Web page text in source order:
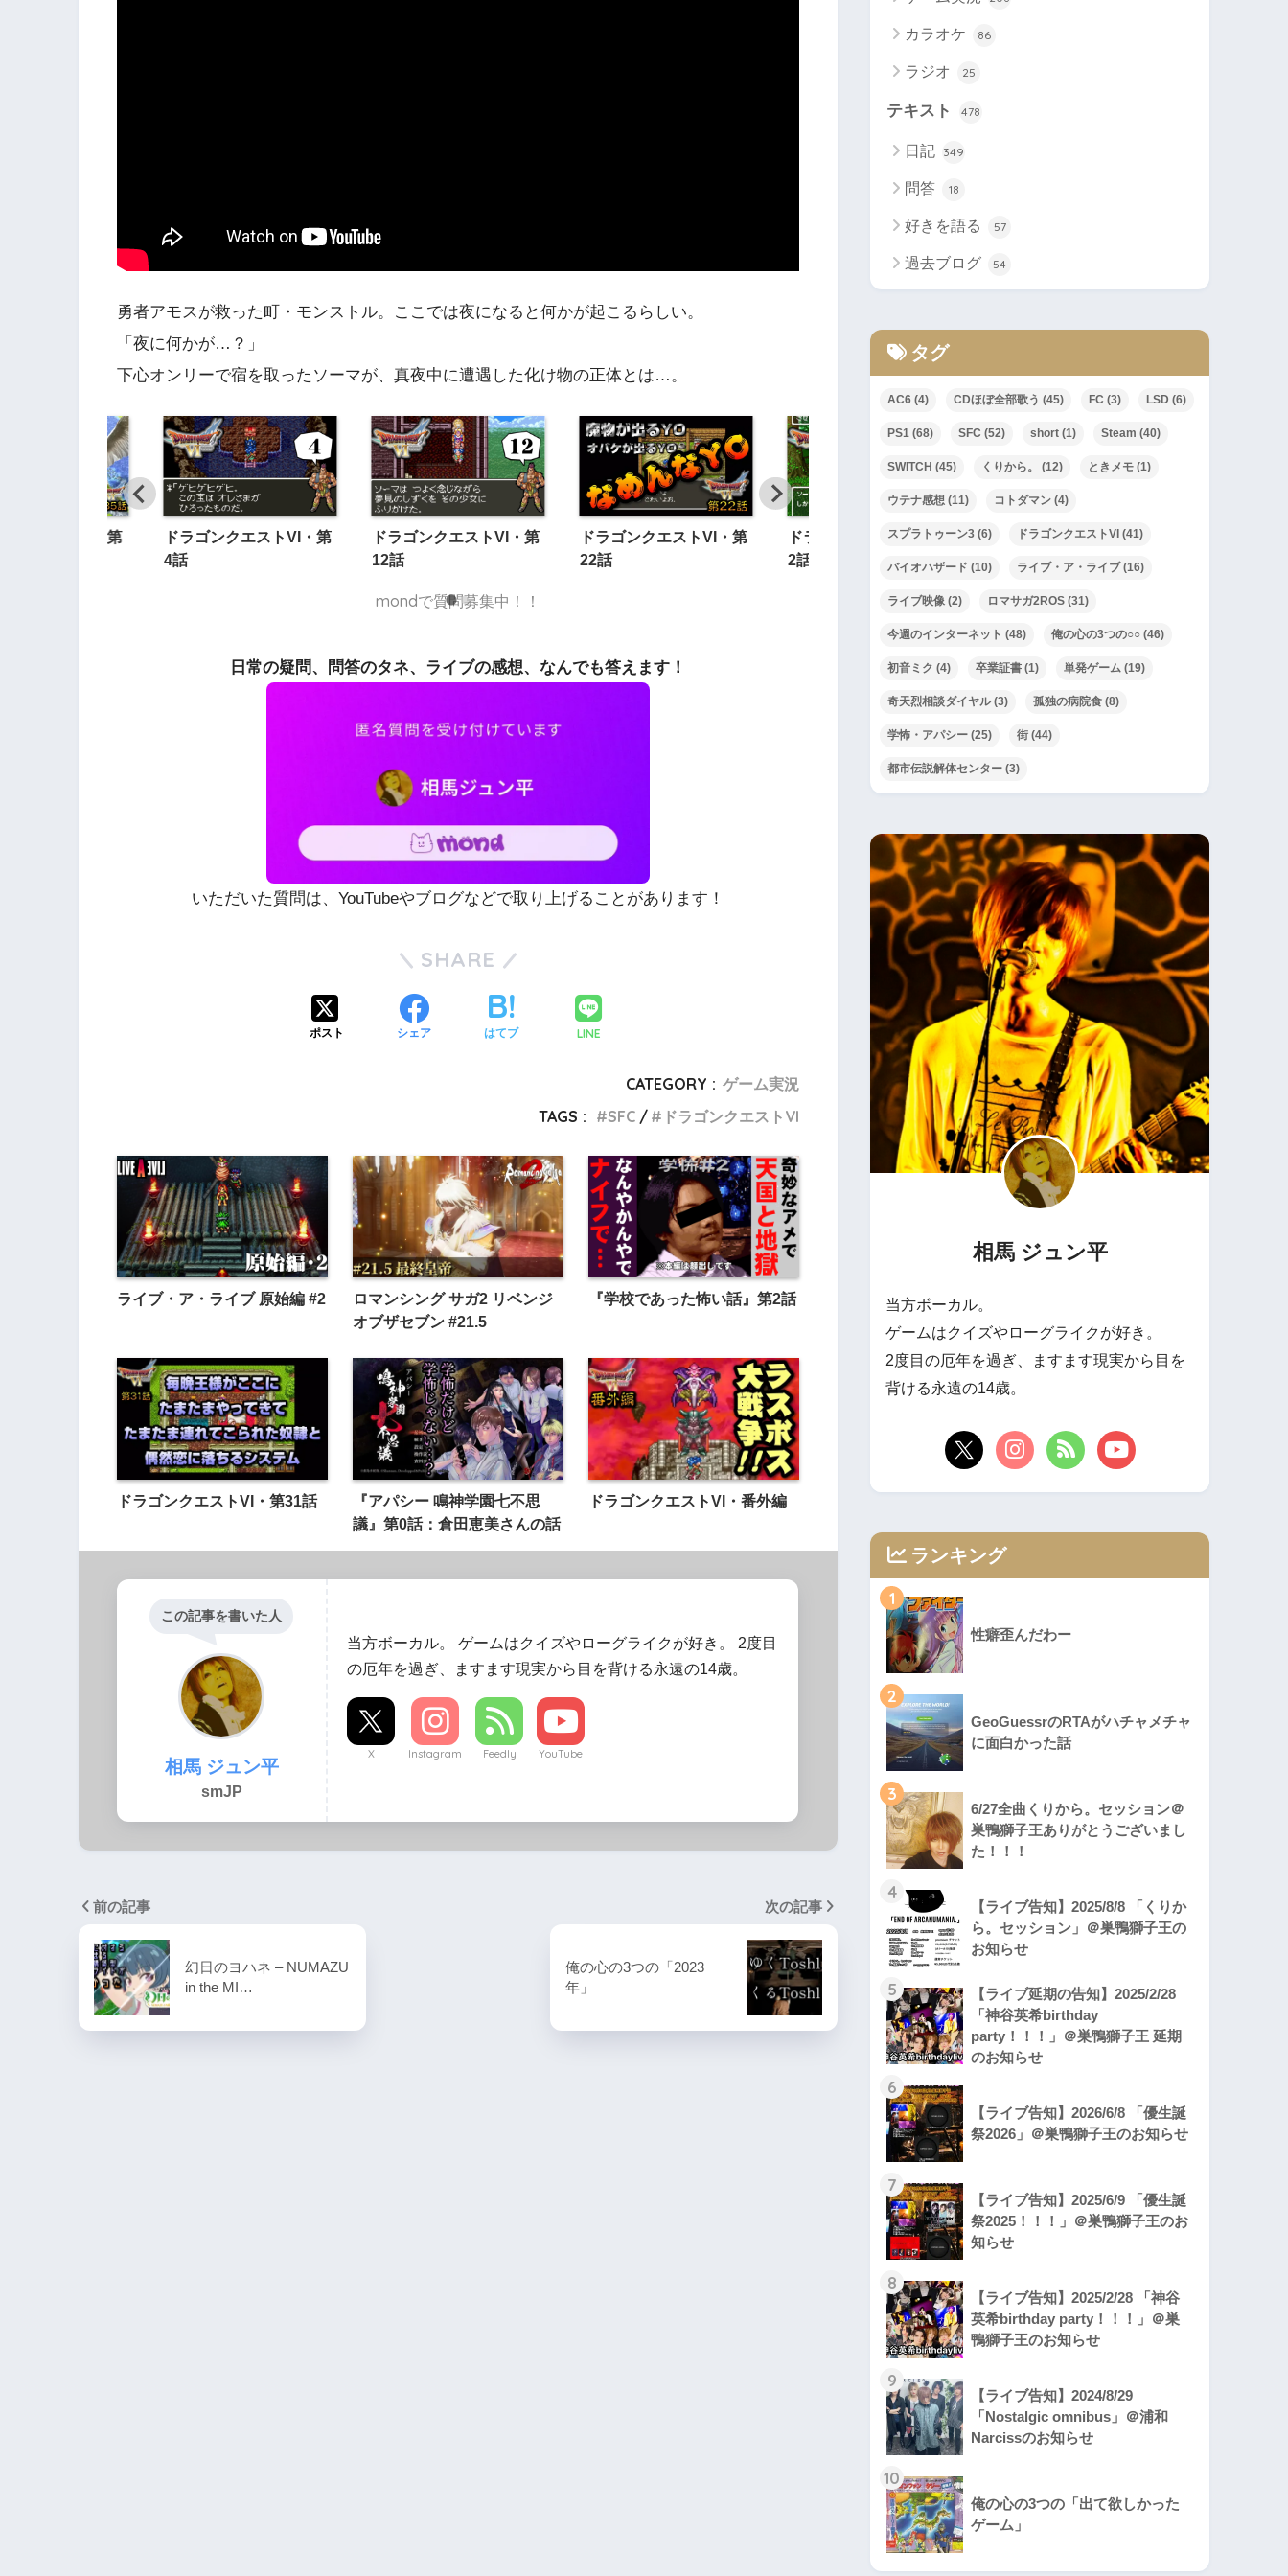
勇者アモスが救った町・モンストル。ここでは夜になると何かが起こるらしい。
「夜に何かが…？」
下心オンリーで宿を取ったソーマが、真夜中に遭遇した化け物の正体とは…。
クエストVI・第
ドラゴンクエストVI・第
4話
ドラゴンクエストVI・第
12話
ドラゴンクエストVI・第
22話
ドラゴンクエストVI・第
2話
ドラゴンクエストVI・第
5話
mondで質問募集中！！
日常の疑問、問答のタネ、ライブの感想、なんでも答えます！
いただいた質問は、YouTubeやブログなどで取り上げることがあります！
SHARE
ポスト シェア はてブ LINE
CATEGORY : ゲーム実況
TAGS :
SFC ドラゴンクエストVI
ライブ・ア・ライブ 原始編 #2
ロマンシング サガ2 リベンジ
オブザセブン #21.5
『学校であった怖い話』第2話
ドラゴンクエストVI・第31話
『アパシー 鳴神学園七不思
議』第0話：倉田恵美さんの話
ドラゴンクエストVI・番外編
この記事を書いた人
相馬 ジュン平
smJP
当方ボーカル。 ゲームはクイズやローグライクが好き。 2度目
の厄年を過ぎ、ますます現実から目を背ける永遠の14歳。
X Instagram Feedly YouTube
前の記事
幻日のヨハネ – NUMAZU
in the MI…
次の記事
俺の心の3つの「2023
年」
カラオケ 86
ラジオ 25
テキスト 478
日記 349
問答 18
好きを語る 57
過去ブログ 54
タグ
AC6 (4) CDほぼ全部歌う (45) FC (3) LSD (6)
PS1 (68) SFC (52) short (1) Steam (40)
SWITCH (45) くりから。 (12) ときメモ (1)
ウテナ感想 (11) コトダマン (4)
スプラトゥーン3 (6) ドラゴンクエストVI (41)
バイオハザード (10) ライブ・ア・ライブ(16)
ライブ映像 (2) ロマサガ2ROS (31)
今週のインターネット (48) 俺の心の3つの○○ (46)
初音ミク (4) 卒業証書 (1) 単発ゲーム (19)
奇天烈相談ダイヤル(3) 孤独の病院食 (8)
学怖・アパシー (25) 街 (44)
都市伝説解体センター (3)
相馬 ジュン平
当方ボーカル。
ゲームはクイズやローグライクが好き。
2度目の厄年を過ぎ、ますます現実から目を
背ける永遠の14歳。
ランキング
1
性癖歪んだわー
2
GeoGuessrのRTAがハチャメチャ
に面白かった話
3
6/27全曲くりから。セッション＠
巣鴨獅子王ありがとうございまし
た！！！
4
【ライブ告知】2025/8/8 「くりか
ら。セッション」＠巣鴨獅子王の
お知らせ
5
【ライブ延期の告知】2025/2/28
「神谷英希birthday
party！！！」＠巣鴨獅子王 延期
のお知らせ
6
【ライブ告知】2026/6/8 「優生誕
祭2026」＠巣鴨獅子王のお知らせ
7
【ライブ告知】2025/6/9 「優生誕
祭2025！！！」＠巣鴨獅子王のお
知らせ
8
【ライブ告知】2025/2/28 「神谷
英希birthday party！！！」＠巣
鴨獅子王のお知らせ
9
【ライブ告知】2024/8/29
「Nostalgic omnibus」＠浦和
Narcissのお知らせ
10
俺の心の3つの「出て欲しかった
ゲーム」